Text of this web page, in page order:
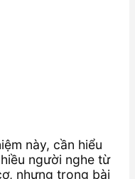
này, cần hiểu
người nghe từ
nhưng trong bài